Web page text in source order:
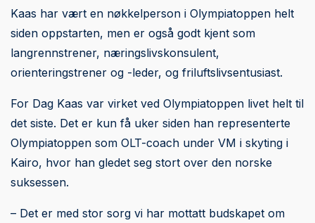
Kaas har vært en nøkkelperson i Olympiatoppen helt
siden oppstarten, men er også godt kjent som
langrennstrener, næringslivskonsulent,
orienteringstrener og -leder, og friluftslivsentusiast.
For Dag Kaas var virket ved Olympiatoppen livet helt til
det siste. Det er kun få uker siden han representerte
Olympiatoppen som OLT-coach under VM i skyting i
Kairo, hvor han gledet seg stort over den norske
suksessen.
– Det er med stor sorg vi har mottatt budskapet om